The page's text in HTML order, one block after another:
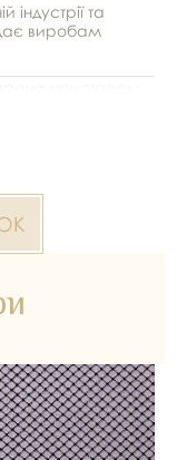
та
виробам
347608.